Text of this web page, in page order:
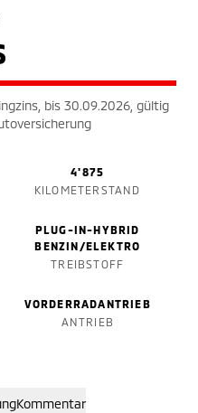
bis 30.09.2026, gültig
4'875
KILOMETERSTAND
PLUG-IN-HYBRID
BENZIN/ELEKTRO
TREIBSTOFF
VORDERRADANTRIEB
ANTRIEB
Kommentar